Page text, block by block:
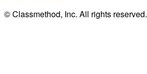
© Classmethod, Inc. All rights reserved.